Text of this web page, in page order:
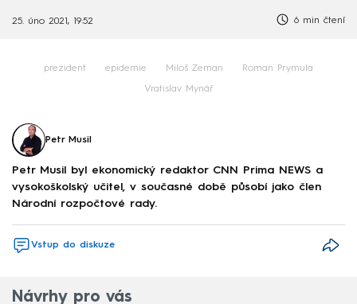
25. úno 2021, 19:52 6 min čtení
prezident epidemie Miloš Zeman Roman Prymula
Vratislav Mynář
Petr Musil
Petr Musil byl ekonomický redaktor CNN Prima NEWS a
vysokoškolský učitel, v současné době působí jako člen
Národní rozpočtové rady.
Vstup do diskuze
Návrhy pro vás